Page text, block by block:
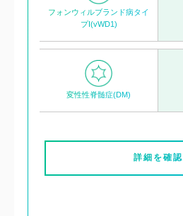
フォンウィルブランド病タイ
プI(vWD1)
変性性脊髄症(DM)
詳細を確認